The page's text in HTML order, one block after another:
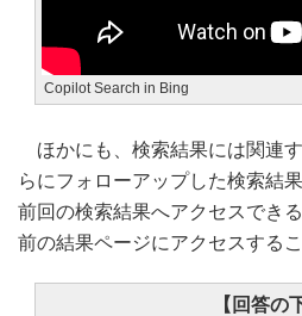
Copilot Search in Bing
ほかにも、検索結果には関連
らにフォローアップした検索結
前回の検索結果へアクセスでき
前の結果ページにアクセスするこ
【回答の